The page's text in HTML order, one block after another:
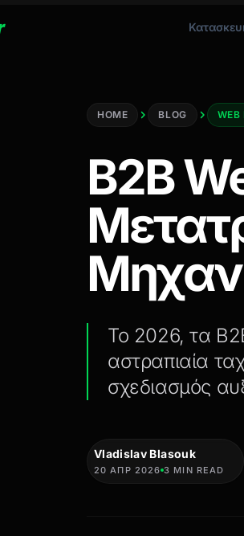
HOME BLOG WEB
B2B
Το 2026, τα
αστραπιαία
σχεδιασμός
Vladislav Blasouk
20 ΑΠΡ 2026 3 MIN READ